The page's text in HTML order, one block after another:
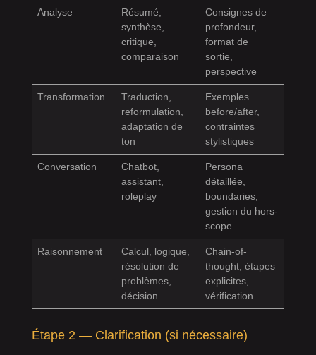
Analyse
Résumé,
synthèse,
critique,
comparaison
Consignes de
profondeur,
format de
sortie,
perspective
Transformation
Traduction,
reformulation,
adaptation de
ton
Exemples
before/after,
contraintes
stylistiques
Conversation
Chatbot,
assistant,
roleplay
Persona
détaillée,
boundaries,
gestion du hors-
scope
Raisonnement
Calcul, logique,
résolution de
problèmes,
décision
Chain-of-
thought, étapes
explicites,
vérification
Étape 2 — Clarification (si nécessaire)